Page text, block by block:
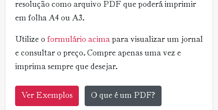
resolução como arquivo PDF que poderá imprimir
em folha A4 ou A3.
Utilize o formulário acima para visualizar um jornal
e consultar o preço. Compre apenas uma vez e
imprima sempre que desejar.
Ver Exemplos O que é um PDF?